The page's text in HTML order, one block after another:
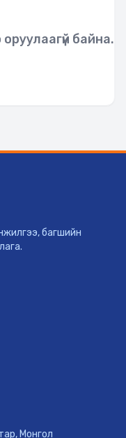
байна.
багшийн
Монгол